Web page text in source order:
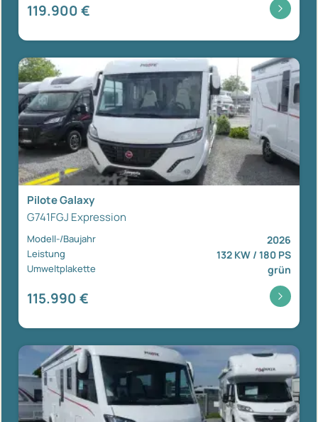
119.900 €
Pilote Galaxy
G741FGJ Expression
Modell-/Baujahr 2026
Leistung 132 KW / 180 PS
Umweltplakette grün
115.990 €